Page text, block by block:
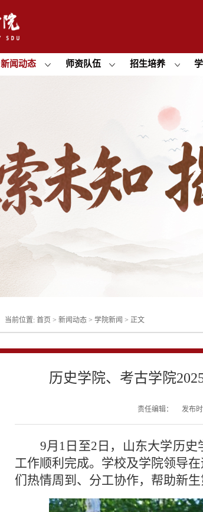
新闻动态 师资队伍 招生培养
当前位置: 首页> 新闻动态> 学院新闻 > 正文
历史学院、考古学院
责任编辑： 发布
9月1日至2日，山东大学历史
工作顺利完成。学校及学院领导
们热情周到、分工协作，帮助新